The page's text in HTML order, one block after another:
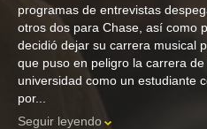
programas de entrevistas
otros dos para Chase, así como
decidió dejar su carrera musical
que puso en peligro la carrera
universidad como un estudiante
por...
Seguir leyendo